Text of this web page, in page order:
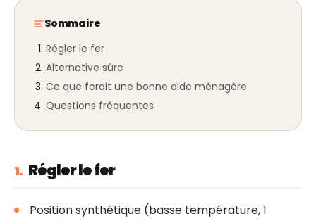
Sommaire
Régler le fer
Alternative sûre
Ce que ferait une bonne aide ménagère
Questions fréquentes
1. Régler le fer
Position synthétique (basse température, 1